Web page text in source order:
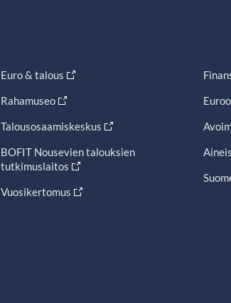
Euro & talous
Rahamuseo
Talousosaamiskeskus
BOFIT Nousevien talouksien
tutkimuslaitos
Vuosikertomus